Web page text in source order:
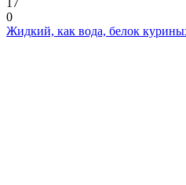
0
Жидкий, как вода, белок